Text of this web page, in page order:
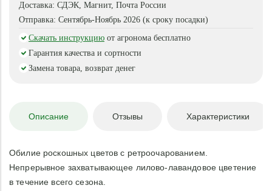
Доставка: СДЭК, Магнит, Почта России
Отправка: Сентябрь-Ноябрь 2026 (к сроку посадки)
Скачать инструкцию от агронома бесплатно
Гарантия качества и сортности
Замена товара, возврат денег
Описание Отзывы Характеристики
Обилие роскошных цветов с ретроочарованием.
Непрерывное захватывающее лилово-лавандовое цветение
в течение всего сезона.